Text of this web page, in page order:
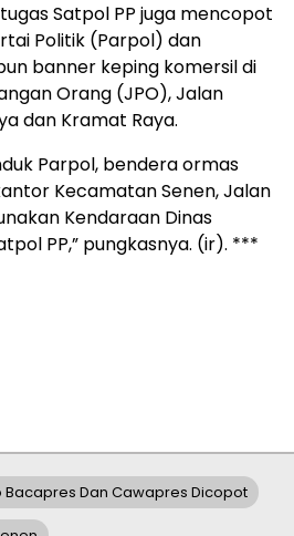
Satpol PP juga mencopot
Politik (Parpol) dan
banner keping komersil di
Orang (JPO), Jalan
dan Kramat Raya.
Parpol, bendera ormas
Kecamatan Senen, Jalan
Kendaraan Dinas
PP,” pungkasnya. (ir). ***
Bacapres Dan Cawapres Dicopot